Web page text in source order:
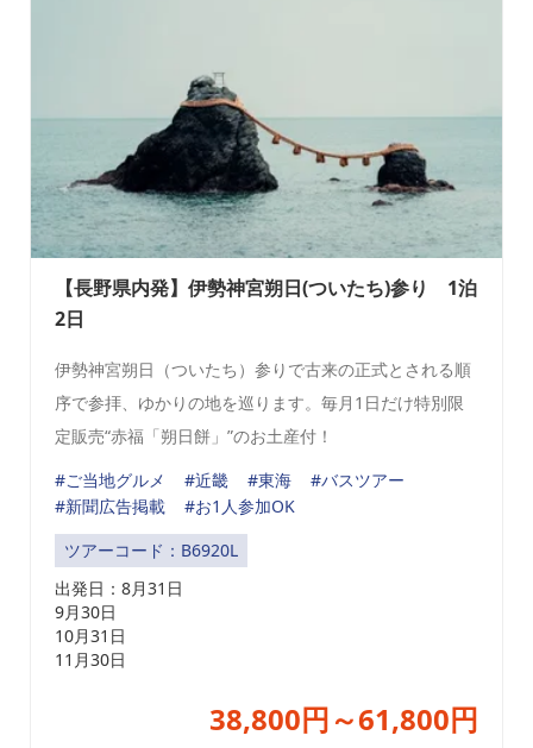
【長野県内発】伊勢神宮朔日(ついたち)参り 1泊
2日
伊勢神宮朔日（ついたち）参りで古来の正式とされる順
序で参拝、ゆかりの地を巡ります。毎月1日だけ特別限
定販売“赤福「朔日餅」”のお土産付！
#ご当地グルメ
#近畿 #東海
#バスツアー
#新聞広告掲載
#お1人参加OK
ツアーコード：B6920L
出発日： 8月31日
9月30日
10月31日
11月30日
38,800円～61,800円